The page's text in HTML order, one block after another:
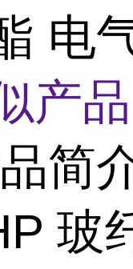
电
产
简
玻